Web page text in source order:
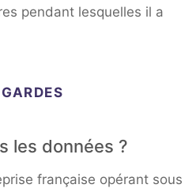
pendant lesquelles il a
les données ?
française opérant sous